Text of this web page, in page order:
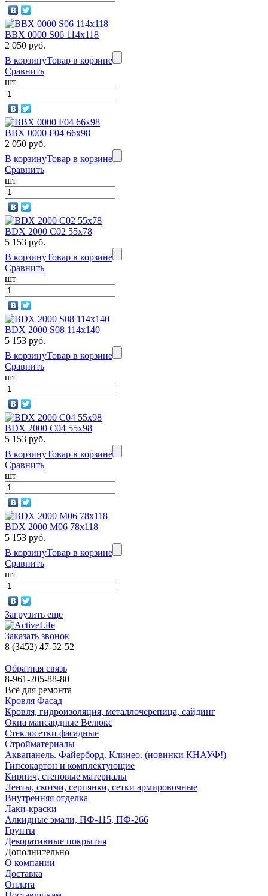
BBX 0000 S06 114х118
2 050 руб.
В корзинуТовар в корзине
Сравнить
шт
BBX 0000 F04 66х98
2 050 руб.
В корзинуТовар в корзине
Сравнить
шт
BDX 2000 C02 55x78
5 153 руб.
В корзинуТовар в корзине
Сравнить
шт
BDX 2000 S08 114х140
5 153 руб.
В корзинуТовар в корзине
Сравнить
шт
BDX 2000 C04 55x98
5 153 руб.
В корзинуТовар в корзине
Сравнить
шт
BDX 2000 M06 78х118
5 153 руб.
В корзинуТовар в корзине
Сравнить
шт
Загрузить еще
Заказать звонок
8 (3452) 47-52-52
Обратная связь
8-961-205-88-80
Всё для ремонта
Кровля Фасад
Кровля, гидроизоляция, металлочерепица, сайдинг
Окна мансардные Велюкс
Стеклосетки фасадные
Стройматериалы
Аквапанель. Файерборд. Клинео. (новинки КНАУФ!)
Гипсокартон и комплектующие
Кирпич, стеновые материалы
Ленты, скотчи, серпянки, сетки армировочные
Внутренняя отделка
Лаки-краски
Алкидные эмали, ПФ-115, ПФ-266
Грунты
Декоративные покрытия
Дополнительно
О компании
Доставка
Оплата